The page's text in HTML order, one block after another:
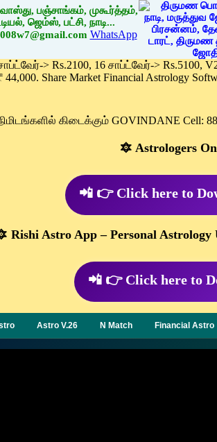
பஞ்சாங்கம், முகூர்த்தம்,
ஜெம்ஸ், பட்சி, நாடி...
WhatsApp
> Rs.2100, 16 சாப்ட்வேர்->
44,000. Share Market Financial Astrology
கிடைக்கும் GOVINDANE Cell:
🔯 Astrologers
📲 👉 Click here to
Rishi Astro App – Personal
📲 👉 Click here to
Astro V.26 N Match Financial Astro